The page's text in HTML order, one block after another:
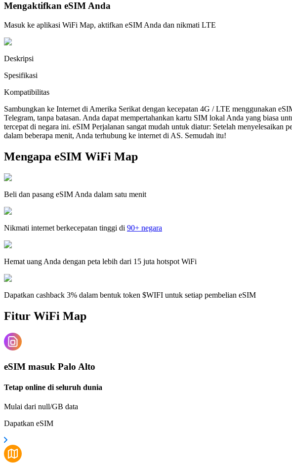
Mengaktifkan eSIM Anda
Masuk ke aplikasi WiFi Map, aktifkan eSIM Anda dan nikmati LTE
Deskripsi
Spesifikasi
Kompatibilitas
Sambungkan ke Internet di Amerika Serikat dengan kecepatan 4G / LTE menggunakan
Telegram, tanpa batasan. Anda dapat mempertahankan kartu SIM lokal Anda yang biasa
tercepat di negara ini. eSIM Perjalanan sangat mudah untuk diatur: Setelah
dalam beberapa menit, Anda terhubung ke internet di AS. Semudah itu!
Mengapa eSIM WiFi Map
Beli dan pasang eSIM Anda dalam satu menit
Nikmati internet berkecepatan tinggi di 90+ negara
Hemat uang Anda dengan peta lebih dari 15 juta hotspot WiFi
Dapatkan cashback 3% dalam bentuk token $WIFI untuk setiap pembelian eSIM
Fitur WiFi Map
eSIM masuk Palo Alto
Tetap online di seluruh dunia
Mulai dari null/GB data
Dapatkan eSIM